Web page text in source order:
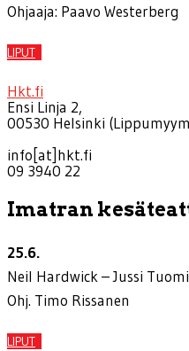
Ohjaaja: Paavo Westerberg
LIPUT
Hkt.fi
Ensi Linja 2,
00530 Helsinki
info[at]hkt.fi
09 3940 22
Imatran
25.6.
Neil Hardwick – Jussi
Ohj. Timo Rissanen
LIPUT